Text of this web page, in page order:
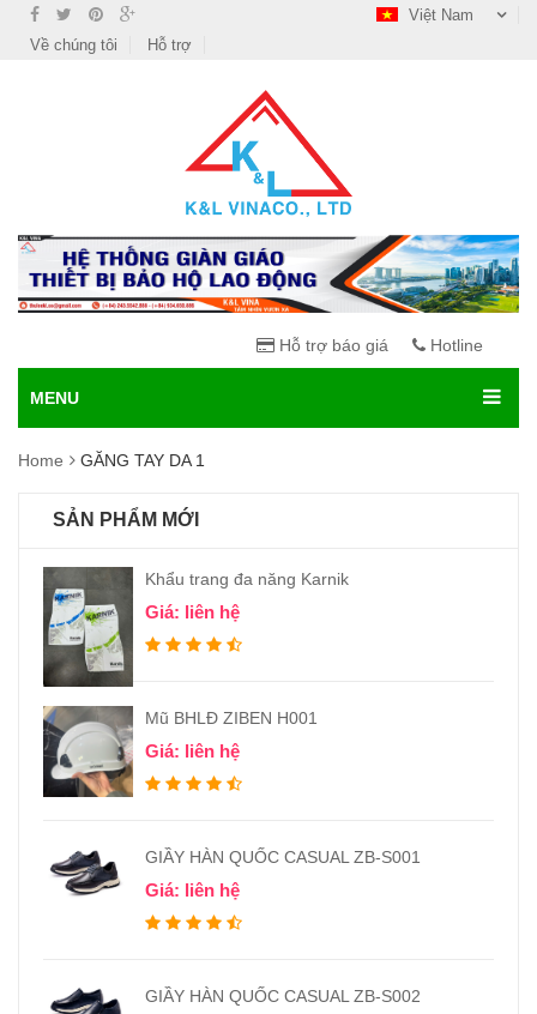
Việt Nam
Về chúng tôi
Hỗ trợ
Hỗ trợ báo giá Hotline
MENU
Home GĂNG TAY DA 1
SẢN PHẨM MỚI
Khẩu trang đa năng Karnik
Giá: liên hệ
Mũ BHLĐ ZIBEN H001
Giá: liên hệ
GIẦY HÀN QUỐC CASUAL ZB-S001
Giá: liên hệ
GIẦY HÀN QUỐC CASUAL ZB-S002